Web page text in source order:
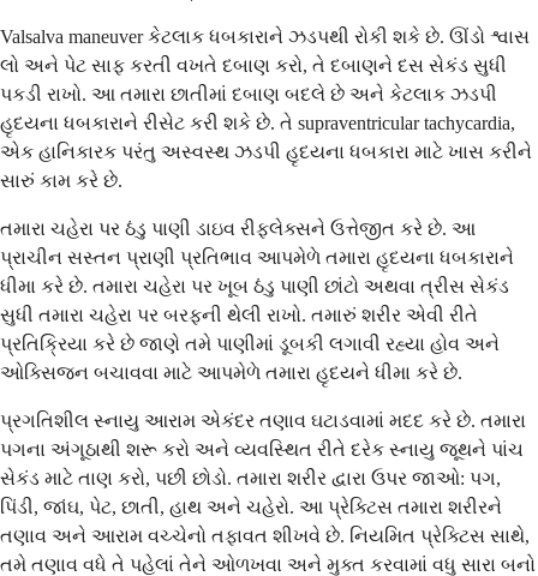
Valsalva maneuver કેટલાક ધબકારાને ઝડપથી રોકી શકે છે. ઊંડો શ્વાસ
લો અને પેટ સાફ કરતી વખતે દબાણ કરો, તે દબાણને દસ સેકંડ સુધી
પકડી રાખો. આ તમારા છાતીમાં દબાણ બદલે છે અને કેટલાક ઝડપી
હૃદયના ધબકારાને રીસેટ કરી શકે છે. તે supraventricular tachycardia,
એક હાનિકારક પરંતુ અસ્વસ્થ ઝડપી હૃદયના ધબકારા માટે ખાસ કરીને
સારું કામ કરે છે.
તમારા ચહેરા પર ઠંડુ પાણી ડાઇવ રીફ્લેક્સને ઉત્તેજીત કરે છે. આ
પ્રાચીન સસ્તન પ્રાણી પ્રતિભાવ આપમેળે તમારા હૃદયના ધબકારાને
ધીમા કરે છે. તમારા ચહેરા પર ખૂબ ઠંડુ પાણી છાંટો અથવા ત્રીસ સેકંડ
સુધી તમારા ચહેરા પર બરફની થેલી રાખો. તમારું શરીર એવી રીતે
પ્રતિક્રિયા કરે છે જાણે તમે પાણીમાં ડૂબકી લગાવી રહ્યા હોવ અને
ઓક્સિજન બચાવવા માટે આપમેળે તમારા હૃદયને ધીમા કરે છે.
પ્રગતિશીલ સ્નાયુ આરામ એકંદર તણાવ ઘટાડવામાં મદદ કરે છે. તમારા
પગના અંગૂઠાથી શરૂ કરો અને વ્યવસ્થિત રીતે દરેક સ્નાયુ જૂથને પાંચ
સેકંડ માટે તાણ કરો, પછી છોડો. તમારા શરીર દ્વારા ઉપર જાઓ: પગ,
પિંડી, જાંઘ, પેટ, છાતી, હાથ અને ચહેરો. આ પ્રેક્ટિસ તમારા શરીરને
તણાવ અને આરામ વચ્ચેનો તફાવત શીખવે છે. નિયમિત પ્રેક્ટિસ સાથે,
તમે તણાવ વધે તે પહેલાં તેને ઓળખવા અને મુક્ત કરવામાં વધુ સારા બનો